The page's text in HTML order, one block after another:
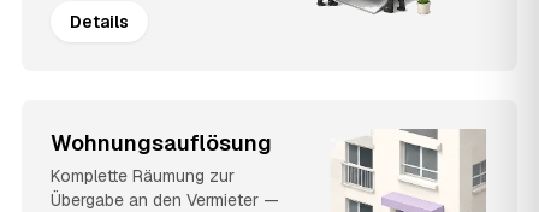
Details
Wohnungsauflösung
Komplette Räumung zur
Übergabe an den Vermieter —